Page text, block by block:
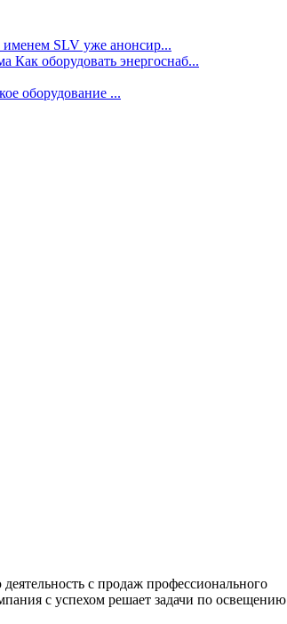
именем SLV уже анонсир...
Как оборудовать энергоснаб...
оборудование ...
с продаж профессионального
с успехом решает задачи по освещению